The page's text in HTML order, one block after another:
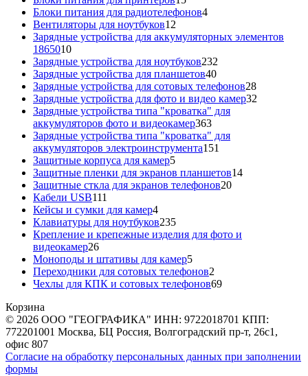
товаров
Блоки питания для радиотелефонов44
Вентиляторы для ноутбуков12
товаров
Зарядные устройства для аккумуляторных элементов
186501010
товаров
Зарядные устройства для ноутбуков232
Зарядные устройства для планшетов4040
товаров
Зарядные устройства для сотовых телефонов2828
товаров
Зарядные устройства для фото и видео камер32
Зарядные устройства типа "кроватка" для
аккумуляторов фото и видеокамер363363
товара
Зарядные устройства типа "кроватка" для
аккумуляторов электроинструмента151
Защитные корпуса для камер55
товаров
Защитные пленки для экранов планшетов1414
Защитные сткла для экранов телефонов2020
Кабели USB111
товаров
Кейсы и сумки для камер44
товара
Клавиатуры для ноутбуков235235
товаров
Крепление и крепежные изделия для фото и
видеокамер2626
товаров
Моноподы и штативы для камер55
товаров
Переходники для сотовых телефонов2
товара
Чехлы для КПК и сотовых телефонов6969
Корзина
© 2026 ООО "ГЕОГРАФИКА" ИНН: 9722018701 КПП:
772201001 Москва, БЦ Россия, Волгоградский пр-т, 26с1,
офис 807
Согласие на обработку персональных данных при заполнении
формы